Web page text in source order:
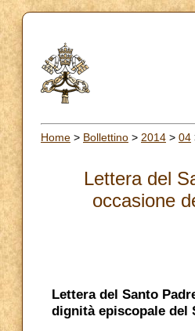
Home > Bollettino > 2014 > 04
Lettera del
occasione
Lettera del Santo
dignità episcopale del